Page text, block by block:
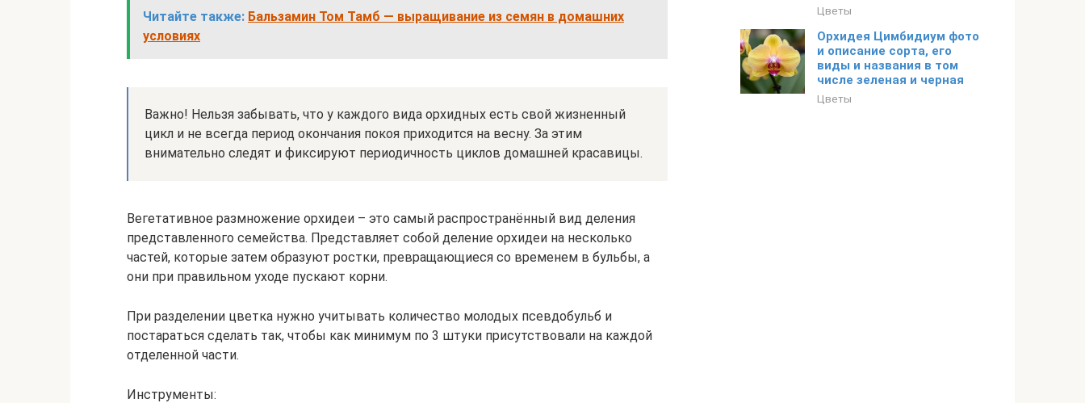
Читайте также: Бальзамин Том Тамб — выращивание из семян в домашних
условиях
Важно! Нельзя забывать, что у каждого вида орхидных есть свой жизненный
цикл и не всегда период окончания покоя приходится на весну. За этим
внимательно следят и фиксируют периодичность циклов домашней красавицы.
Вегетативное размножение орхидеи – это самый распространённый вид деления
представленного семейства. Представляет собой деление орхидеи на несколько
частей, которые затем образуют ростки, превращающиеся со временем в бульбы, а
они при правильном уходе пускают корни.
При разделении цветка нужно учитывать количество молодых псевдобульб и
постараться сделать так, чтобы как минимум по 3 штуки присутствовали на каждой
отделенной части.
Инструменты:
Цветы
Орхидея Цимбидиум фото
и описание сорта, его
виды и названия в том
числе зеленая и черная
Цветы